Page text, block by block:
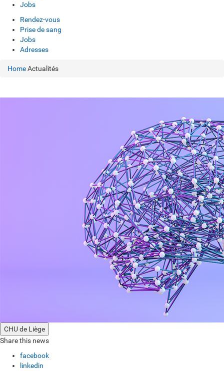
Jobs
Rendez-vous
Prise de sang
Jobs
Adresses
HomeActualités
CHU de Liège
Share this news
facebook
linkedin